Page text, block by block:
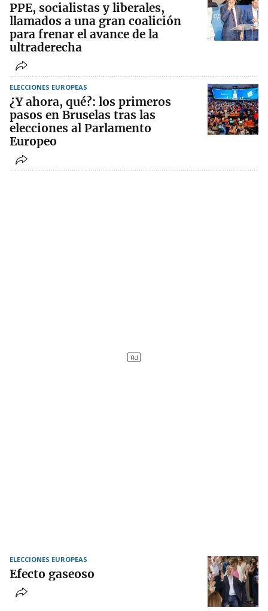
PPE, socialistas y liberales,
llamados a una gran coalición
para frenar el avance de la
ultraderecha
ELECCIONES EUROPEAS
¿Y ahora, qué?: los primeros
pasos en Bruselas tras las
elecciones al Parlamento
Europeo
ELECCIONES EUROPEAS
Efecto gaseoso